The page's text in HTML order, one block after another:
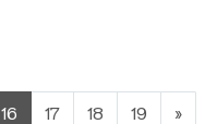
16 17 18 19 »